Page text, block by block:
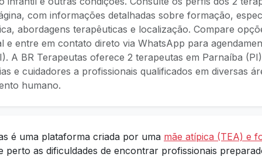
com informações detalhadas sobre formação,
abordagens terapêuticas e localização. Compare
e entre em contato direto via WhatsApp para
A BR Terapeutas oferece 2 terapeutas em Parnaíba
e cuidadores a profissionais qualificados em diversas
humano.
é uma plataforma criada por uma mãe atípica (TEA) e
perto as dificuldades de encontrar profissionais